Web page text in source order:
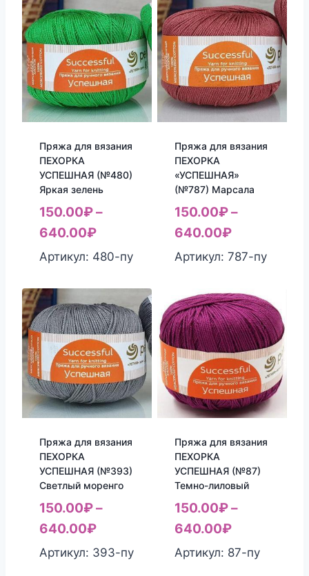
Пряжа для вязания
ПЕХОРКА
УСПЕШНАЯ (№480)
Яркая зелень
150.00₽–
640.00₽
Артикул: 480-пу
Пряжа для вязания
ПЕХОРКА
«УСПЕШНАЯ»
(№787) Марсала
150.00₽–
640.00₽
Артикул: 787-пу
Пряжа для вязания
ПЕХОРКА
УСПЕШНАЯ (№393)
Светлый моренго
150.00₽–
640.00₽
Артикул: 393-пу
Пряжа для вязания
ПЕХОРКА
УСПЕШНАЯ (№87)
Темно-лиловый
150.00₽–
640.00₽
Артикул: 87-пу